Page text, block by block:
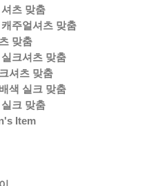
츠 맞춤
주얼셔츠 맞춤
맞춤
크셔츠 맞춤
셔츠 맞춤
색 실크 맞춤
크 맞춤
Item